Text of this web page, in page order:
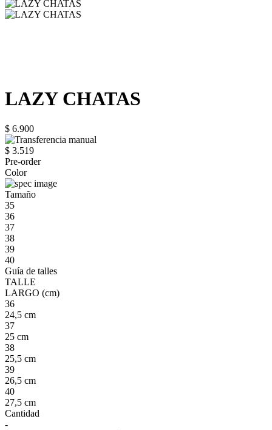
LAZY CHATAS
$ 6.900
$ 3.519
Pre-order
Color
Tamaño
35
36
37
38
39
40
Guía de talles
TALLE
LARGO (cm)
36
24,5 cm
37
25 cm
38
25,5 cm
39
26,5 cm
40
27,5 cm
Cantidad
-